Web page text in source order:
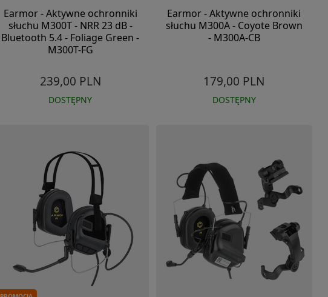
Earmor - Aktywne ochronniki
słuchu M300T - NRR 23 dB -
Bluetooth 5.4 - Foliage Green -
M300T-FG
239,00 PLN
DOSTĘPNY
Earmor - Aktywne ochronniki
słuchu M300A - Coyote Brown
- M300A-CB
179,00 PLN
DOSTĘPNY